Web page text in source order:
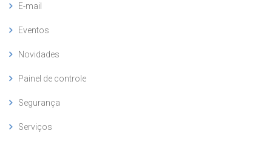
E-mail
Eventos
Novidades
Painel de controle
Segurança
Serviços